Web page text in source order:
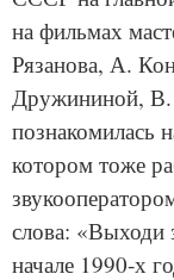
на фильмах
Рязанова, А.
Дружининой,
познакомилась
котором тоже
слова: «Выходи
начале 1990‑х